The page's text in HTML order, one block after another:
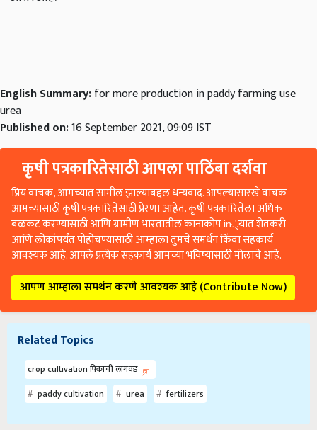
English Summary:for more production in paddy farming use
urea
Published on:16 September 2021, 09:09 IST
कृषी पत्रकारितेसाठी आपला पाठिंबा दर्शवा
प्रिय वाचक, आमच्यात सामील झाल्याबद्दल धन्यवाद. आपल्यासारखे वाचक
आमच्यासाठी कृषी पत्रकारितेसाठी प्रेरणा आहेत. कृषी पत्रकारितेला अधिक
बळकट करण्यासाठी आणि ग्रामीण भारतातील कानाकोप in्यात शेतकरी
आणि लोकांपर्यंत पोहोचण्यासाठी आम्हाला तुमचे समर्थन किंवा सहकार्य
आवश्यक आहे. आपले प्रत्येक सहकार्य आमच्या भविष्यासाठी मोलाचे आहे.
आपण आम्हाला समर्थन करणे आवश्यक आहे (Contribute Now)
Related Topics
crop cultivation पिकाची लागवड
paddy cultivation
urea fertilizers